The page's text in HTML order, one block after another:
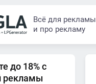
Всё для рекламы
и про рекламу
до 18% с
рекламы